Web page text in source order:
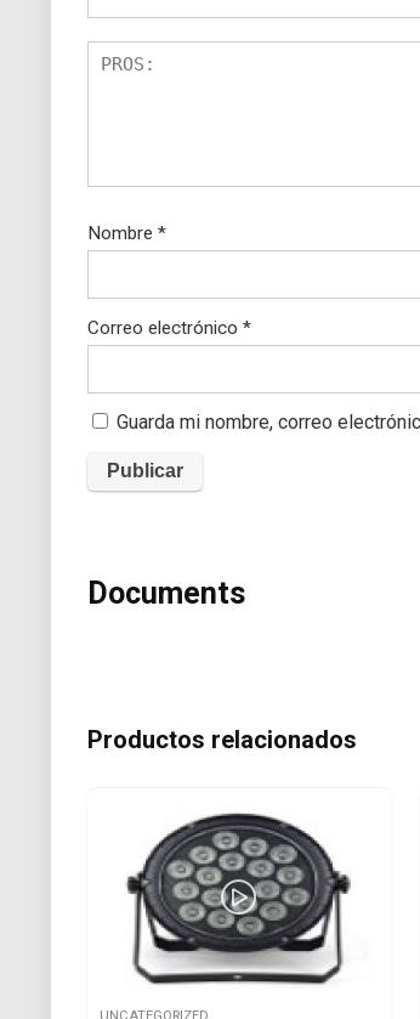
Nombre *
Correo electrónico *
Guarda mi nombre, correo
Documents
Productos relacionados
UNCATEGORIZED